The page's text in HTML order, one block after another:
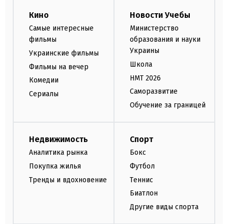
Кино
Самые интересные
фильмы
Украинские фильмы
Фильмы на вечер
Комедии
Сериалы
Новости Учебы
Министерство
образования и науки
Украины
Школа
НМТ 2026
Саморазвитие
Обучение за границей
Недвижимость
Аналитика рынка
Покупка жилья
Тренды и вдохновение
Спорт
Бокс
Футбол
Теннис
Биатлон
Другие виды спорта